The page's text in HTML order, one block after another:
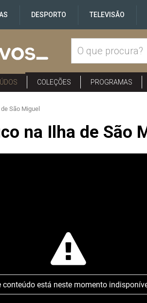
DESPORTO TELEVISÃO
COLEÇÕES PROGRAMAS
São Miguel
na Ilha de São
conteúdo está neste momento